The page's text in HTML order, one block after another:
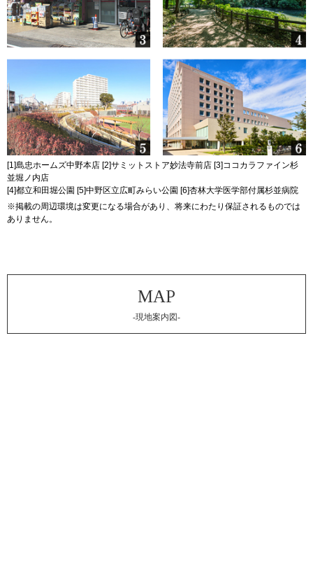
[1]島忠ホームズ中野本店 [2]サミットストア妙法寺前店 [3]ココカラファイン杉
並堀ノ内店
[4]都立和田堀公園 [5]中野区立広町みらい公園 [6]杏林大学医学部付属杉並病院
※掲載の周辺環境は変更になる場合があり、将来にわたり保証されるものでは
ありません。
-現地案内図-